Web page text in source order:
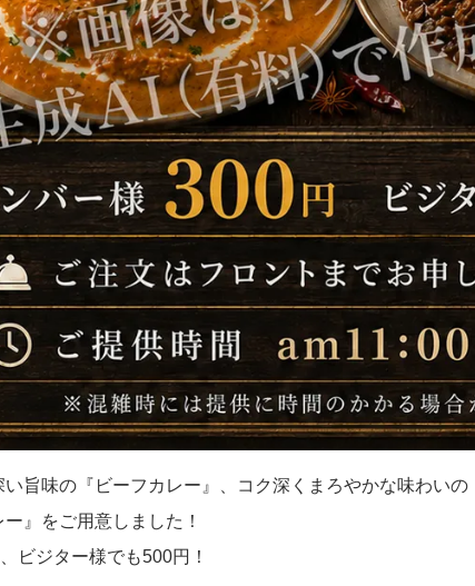
い旨味の『ビーフカレー』、コク深くまろやかな味わい
』をご用意しました！
ビジター様でも500円！